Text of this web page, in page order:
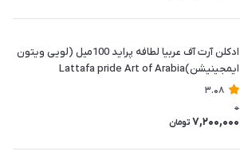
ادکلن آرت آف عربیا لطافه پراید 100میل (لویی ویتون
ایمجینیشن)Lattafa pride Art of Arabia
3.08
0
7,200,000 تومان